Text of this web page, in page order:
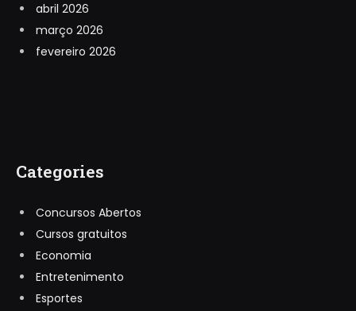
abril 2026
março 2026
fevereiro 2026
Categories
Concursos Abertos
Cursos gratuitos
Economia
Entretenimento
Esportes